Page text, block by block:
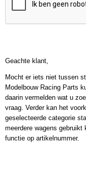
Geachte klant,
Mocht er iets niet tussen
Modelbouw Racing Parts
daarin vermelden wat u
vraag. Verder kan het
geselecteerde categorie
meerdere wagens gebruikt
functie op artikelnummer.